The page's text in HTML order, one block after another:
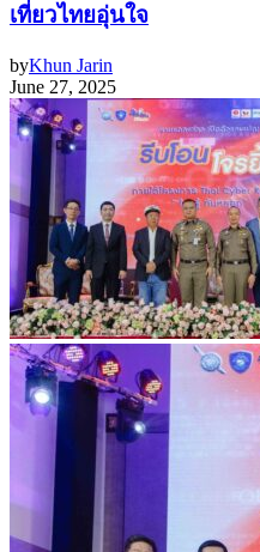
เที่ยวไทยอุ่นใจ
byKhun Jarin
June 27, 2025